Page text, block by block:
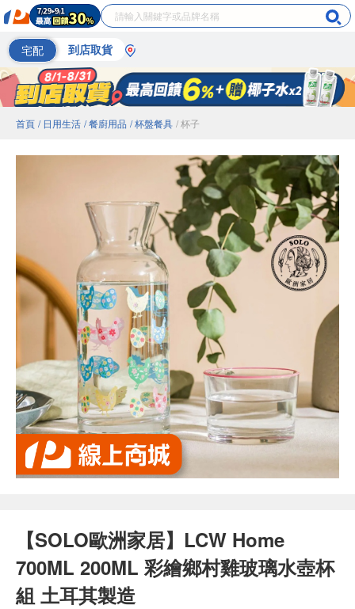
宅配 到店取貨
首頁 / 日用生活 / 餐廚用品 / 杯盤餐具 / 杯子
【SOLO歐洲家居】LCW Home
700ML 200ML 彩繪鄉村雞玻璃水壺杯
組 土耳其製造